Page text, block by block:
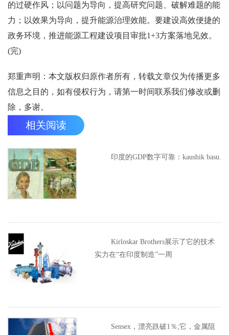
的过硬作风；以问题为导向，提高研究问题、破解难题的能
力；以效果为导向，提升能源治理效能。要建设高效便捷的
政务环境，推进能源工程建设项目审批1+3方案落地见效。
(完)
郑重声明：本文版权归原作者所有，转载文章仅为传播更多
信息之目的，如有侵权行为，请第一时间联系我们修改或删
除，多谢。
相关阅读
印度的GDP数字可靠：kaushik basu.
Kirloskar Brothers展示了它的技术
实力在“在印度制造”一周
Sensex，漂亮跌破1％;它，金属阻